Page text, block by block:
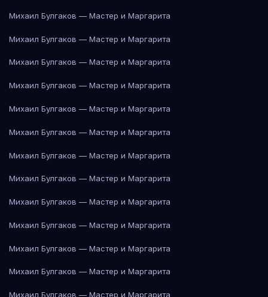
Михаил Булгаков — Мастер и Маргарита
Михаил Булгаков — Мастер и Маргарита
Михаил Булгаков — Мастер и Маргарита
Михаил Булгаков — Мастер и Маргарита
Михаил Булгаков — Мастер и Маргарита
Михаил Булгаков — Мастер и Маргарита
Михаил Булгаков — Мастер и Маргарита
Михаил Булгаков — Мастер и Маргарита
Михаил Булгаков — Мастер и Маргарита
Михаил Булгаков — Мастер и Маргарита
Михаил Булгаков — Мастер и Маргарита
Михаил Булгаков — Мастер и Маргарита
Михаил Булгаков — Мастер и Маргарита